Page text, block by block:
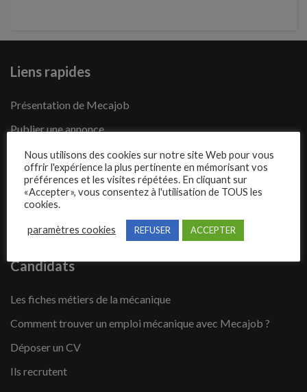
Liens rapides
Présentation de Mecajob
Publier une annonce
Offres d’emploi
Questions fréquentes
Blog
Contact
Candidats
Les fiches métiers de la mécanique
Comment trouver un emploi mécanique avec Mecajob ?
Déposer un CV
Ils recrutent
Nous utilisons des cookies sur notre site Web pour vous
offrir l'expérience la plus pertinente en mémorisant vos
préférences et les visites répétées. En cliquant sur
«Accepter», vous consentez à l'utilisation de TOUS les
cookies.
paramètres cookies REFUSER ACCEPTER